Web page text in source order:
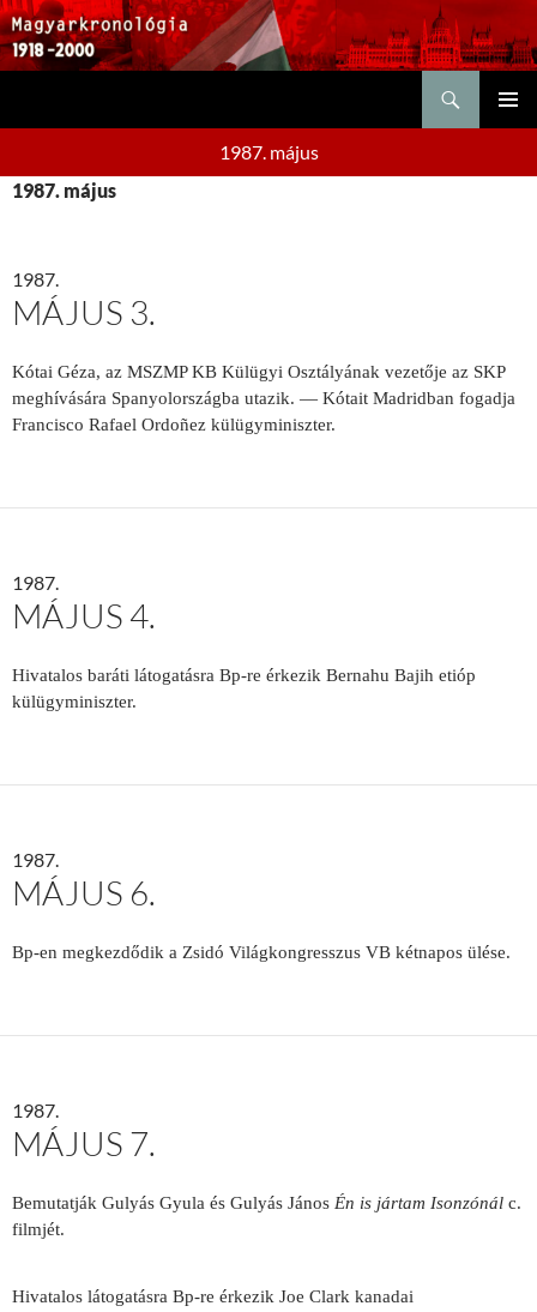
1987. május
1987. május
1987.
MÁJUS 3.
Kótai Géza, az MSZMP KB Külügyi Osztályának vezetője az SKP
meghívására Spanyolországba utazik. — Kótait Madridban fogadja
Francisco Rafael Ordoñez külügyminiszter.
1987.
MÁJUS 4.
Hivatalos baráti látogatásra Bp-re érkezik Bernahu Bajih etióp
külügyminiszter.
1987.
MÁJUS 6.
Bp-en megkezdődik a Zsidó Világkongresszus VB kétnapos ülése.
1987.
MÁJUS 7.
Bemutatják Gulyás Gyula és Gulyás János Én is jártam Isonzónál c.
filmjét.
Hivatalos látogatásra Bp-re érkezik Joe Clark kanadai